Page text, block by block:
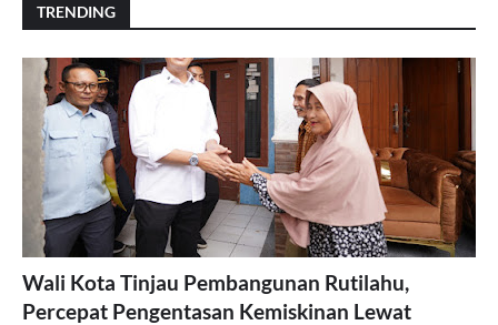
TRENDING
Wali Kota Tinjau Pembangunan Rutilahu,
Percepat Pengentasan Kemiskinan Lewat